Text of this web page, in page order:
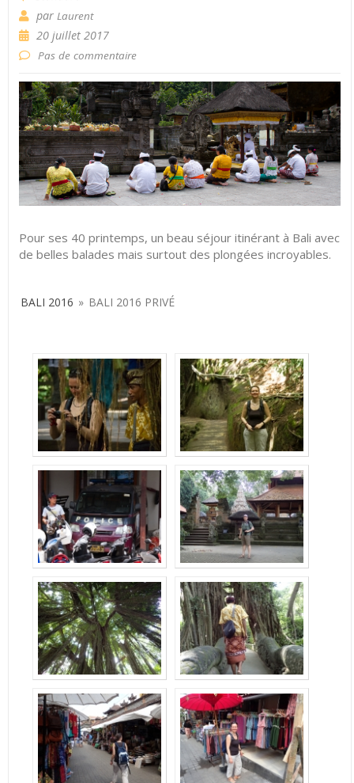
par Laurent
20 juillet 2017
Pas de commentaire
Pour ses 40 printemps, un beau séjour itinérant à Bali avec
de belles balades mais surtout des plongées incroyables.
BALI 2016 » BALI 2016 PRIVÉ